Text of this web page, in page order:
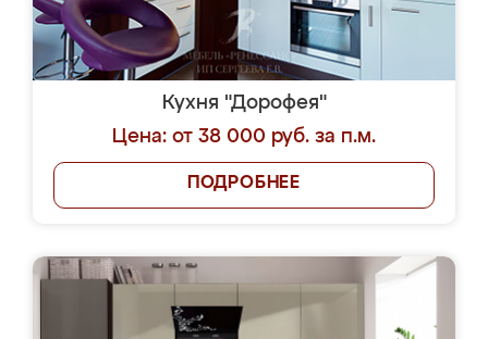
Кухня "Дорофея"
Цена: от 38 000 руб. за п.м.
ПОДРОБНЕЕ